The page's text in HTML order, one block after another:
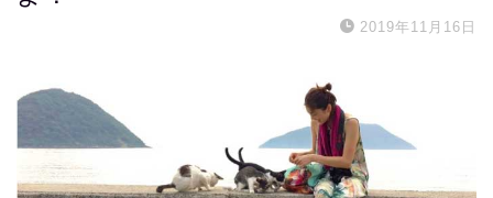
2019年11月16日